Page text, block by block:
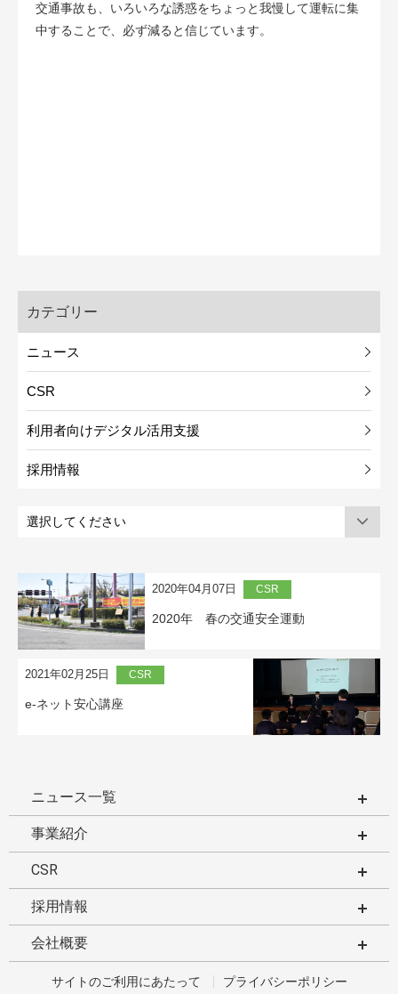
交通事故も、いろいろな誘惑をちょっと我慢して運転に集
中することで、必ず減ると信じています。
カテゴリー
ニュース
CSR
利用者向けデジタル活用支援
採用情報
2020年04月07日 CSR
2020年 春の交通安全運動
2021年02月25日 CSR
e-ネット安心講座
ニュース一覧
事業紹介
CSR
採用情報
会社概要
サイトのご利用にあたって プライバシーポリシー